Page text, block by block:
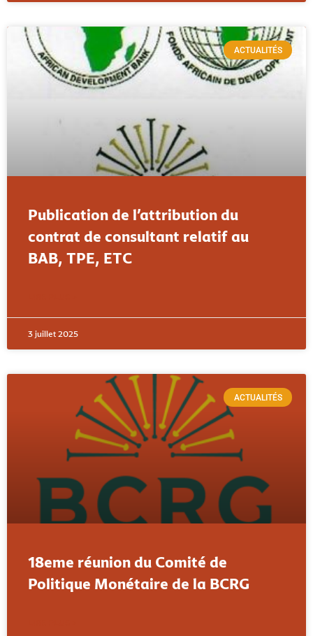
ACTUALITÉS
Publication de l’attribution du
contrat de consultant relatif au
BAB, TPE, ETC
3 juillet 2025
ACTUALITÉS
18eme réunion du Comité de
Politique Monétaire de la BCRG